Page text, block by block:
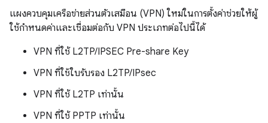
แผงควบคุมเครือข่ายส่วนตัวเสมือน (VPN) ใหม่ในการตั้งค่าช่วยให้ผู้
ใช้กำหนดค่าและเชื่อมต่อกับ VPN ประเภทต่อไปนี้ได้
VPN ที่ใช้ L2TP/IPSEC Pre-share Key
VPN ที่ใช้ใบรับรอง L2TP/IPsec
VPN ที่ใช้ L2TP เท่านั้น
VPN ที่ใช้ PPTP เท่านั้น